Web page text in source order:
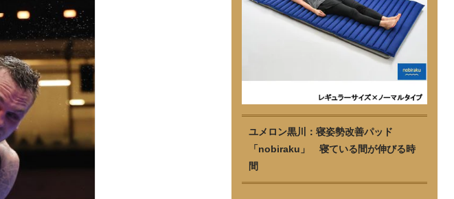
ユメロン黒川：寝姿勢改善パッド
「nobiraku」 寝ている間が伸びる時
間